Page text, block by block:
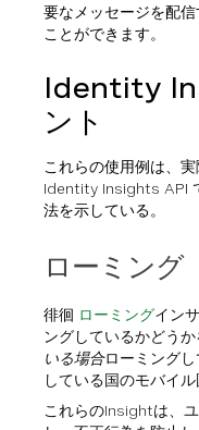
要なメッセージを配
ことができます。
Identity
ント
これらの使用例は、
Identity Insights API
法を示している。
ローミング
徘徊 ローミングイン
ングしているかどう
いる場合ローミング
している国のモバイ
これらのInsightは、